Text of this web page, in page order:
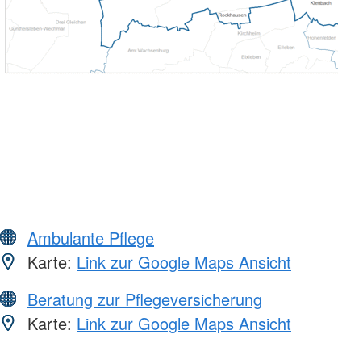
Ambulante Pflege
Karte: Link zur Google Maps Ansicht
Beratung zur Pflegeversicherung
Karte: Link zur Google Maps Ansicht